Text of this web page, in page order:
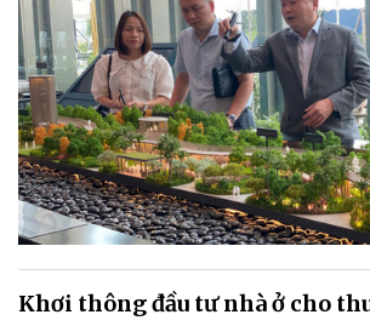
Khơi thông đầu tư nhà ở cho